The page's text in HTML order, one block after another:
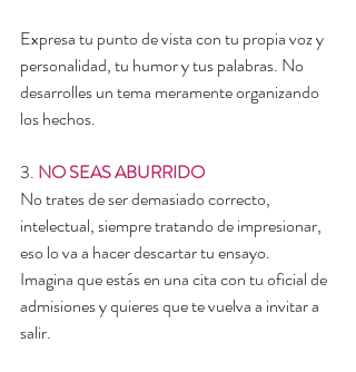
Expresa tu punto de vista con tu propia voz y
personalidad, tu humor y tus palabras. No
desarrolles un tema meramente organizando
los hechos.
3. NO SEAS ABURRIDO
No trates de ser demasiado correcto,
intelectual, siempre tratando de impresionar,
eso lo va a hacer descartar tu ensayo.
Imagina que estás en una cita con tu oficial de
admisiones y quieres que te vuelva a invitar a
salir.